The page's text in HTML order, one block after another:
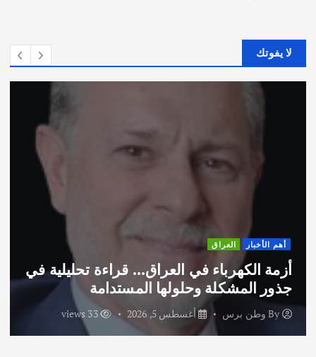
لا يفوتك
أهم الأخبار العراق
أزمة الكهرباء في العراق… قراءة تحليلية في
جذور المشكلة وحلولها المستدامة
By وطن برس أغسطس 5, 2026 33 views